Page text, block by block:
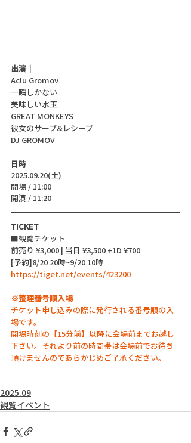
出演｜
Ac!u Gromov
一瞬しかない
美味しい水玉
GREAT MONKEYS
彼女のサーブ&レシーブ
DJ GROMOV
日時
2025.09.20(土)
開場 / 11:00
開演 / 11:20
TICKET
■観覧チケット
前売り ¥3,000 | 当日 ¥3,500 +1D ¥700
[予約]8/20 20時~9/20 10時
https://tiget.net/events/423200
※整理番号順入場
チケット申し込みの際に発行される番号順の入
場です。
開場時刻の【15分前】以降に会場前までお越し
下さい。それより前の時間帯は会場前でお待ち
頂けませんのであらかじめご了承ください。
2025.09
観覧イベント